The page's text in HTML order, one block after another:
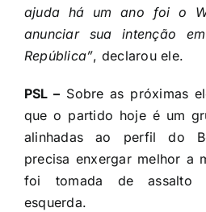
ajuda há um ano foi o
anunciar sua intenção
República”, declarou ele.
PSL – Sobre as próximas
que o partido hoje é um
alinhadas ao perfil do
precisa enxergar melhor a
foi tomada de assalto
esquerda.